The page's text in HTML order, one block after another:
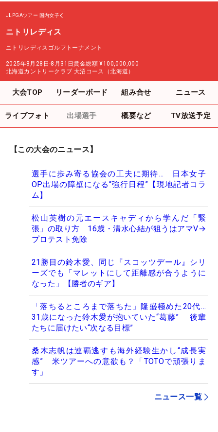
JLPGAツアー 国内女子
ニトリレディス
ニトリレディスゴルフトーナメント
2025年8月28日-8月31日賞金総額 ¥100,000,000
北海道カントリークラブ 大沼コース（北海道）
大会TOP リーダーボード 組み合せ ニュース
ライブフォト 出場選手 概要など TV放送予定
【この大会のニュース】
選手に歩み寄る協会の工夫に期待… 日本女子
OP出場の障壁になる“強行日程”【現地記者コラ
ム】
松山英樹の元エースキャディから学んだ「緊
張」の取り方 16歳・清水心結が狙うはアマV→
プロテスト免除
21勝目の鈴木愛、同じ『スコッツデール』シリ
ーズでも「マレットにして距離感が合うように
なった」【勝者のギア】
「落ちるところまで落ちた」隆盛極めた20代…
31歳になった鈴木愛が抱いていた“葛藤” 後輩
たちに届けたい“次なる目標”
桑木志帆は連覇逃すも海外経験生かし“成長実
感” 米ツアーへの意欲も？「TOTOで頑張りま
す」
ニュース一覧